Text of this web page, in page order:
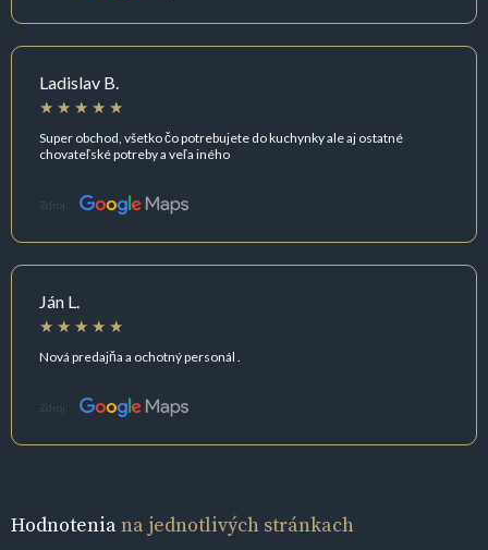
Ladislav B.
Super obchod, všetko čo potrebujete do kuchynky ale aj ostatné
chovateľské potreby a veľa iného
Zdroj:
Ján L.
Nová predajňa a ochotný personál .
Zdroj:
Hodnoteniana jednotlivých stránkach